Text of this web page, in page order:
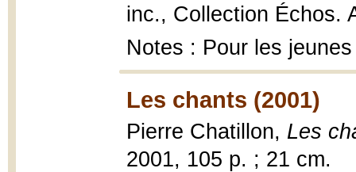
inc., Collection Échos.
Notes : Pour les
Les chants (2001)
Pierre Chatillon, Les
2001, 105 p. ; 21 cm.